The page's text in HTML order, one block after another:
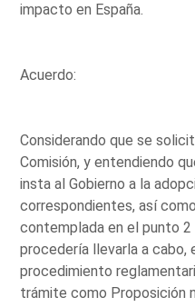
impacto en España.
Acuerdo:
Considerando que se
Comisión, y entendiendo
insta al Gobierno a la
correspondientes, así
contemplada en el punto 2
procedería llevarla a cabo,
procedimiento
trámite como Proposición